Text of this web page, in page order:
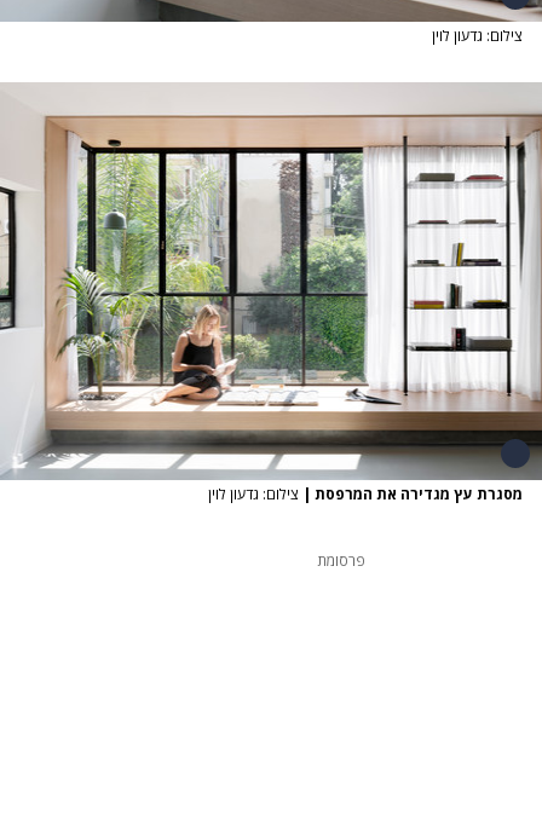
צילום: גדעון לוין
מסגרת עץ מגדירה את המרפסת | צילום: גדעון לוין
פרסומת